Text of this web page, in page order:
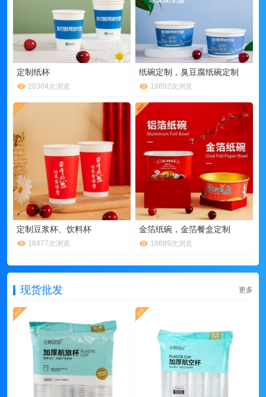
定制纸杯
20304次浏览
纸碗定制，臭豆腐纸碗定制
18892次浏览
定制豆浆杯、饮料杯
18477次浏览
金箔纸碗，金箔餐盒定制
18689次浏览
现货批发 更多